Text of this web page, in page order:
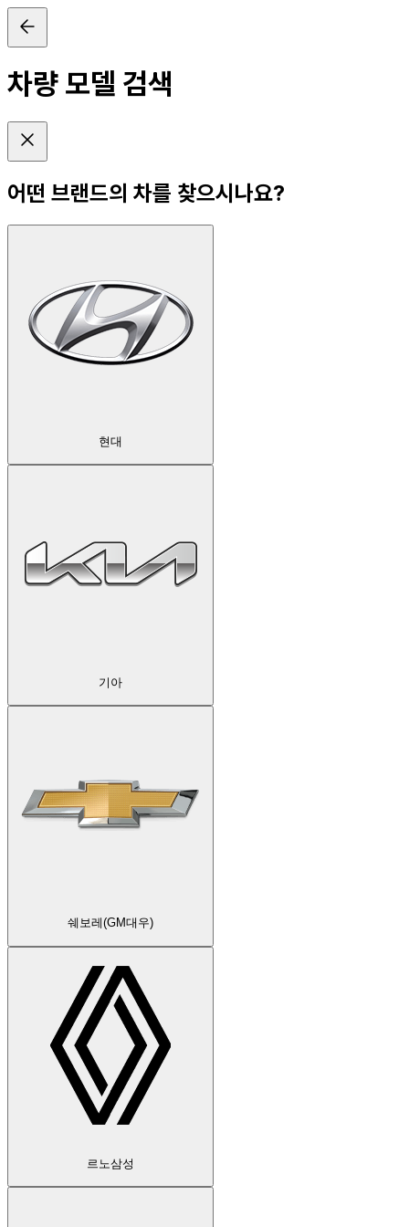
차량 모델 검색
어떤 브랜드의 차를 찾으시나요?
현대
기아
쉐보레(GM대우)
르노삼성